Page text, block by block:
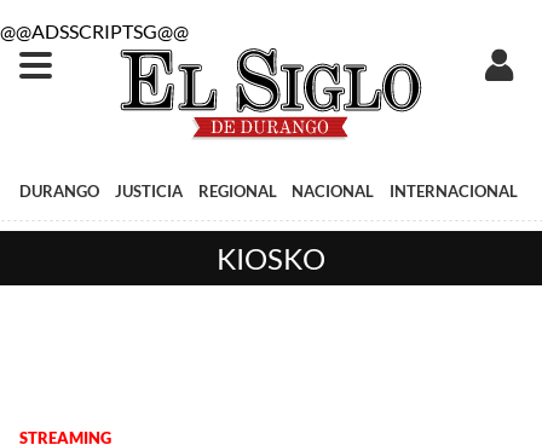
@@ADSSCRIPTSG@@
DURANGO JUSTICIA REGIONAL NACIONAL INTERNACIONAL
KIOSKO
STREAMING